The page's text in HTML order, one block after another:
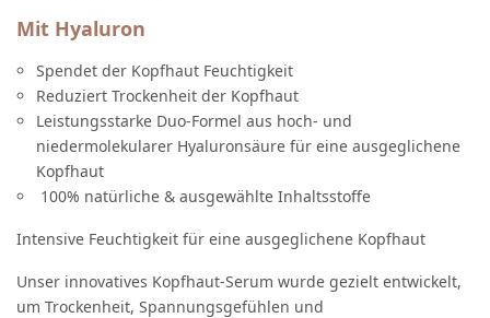
Mit Hyaluron
Spendet der Kopfhaut Feuchtigkeit
Reduziert Trockenheit der Kopfhaut
Leistungsstarke Duo-Formel aus hoch- und
niedermolekularer Hyaluronsäure für eine ausgeglichene
Kopfhaut
100% natürliche & ausgewählte Inhaltsstoffe
Intensive Feuchtigkeit für eine ausgeglichene Kopfhaut
Unser innovatives Kopfhaut-Serum wurde gezielt entwickelt,
um Trockenheit, Spannungsgefühlen und